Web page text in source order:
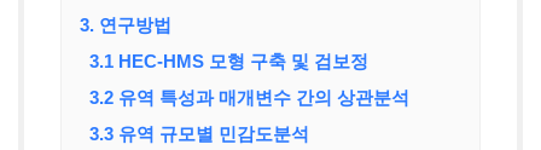
3. 연구방법
3.1 HEC-HMS 모형 구축 및 검보정
3.2 유역 특성과 매개변수 간의 상관분석
3.3 유역 규모별 민감도분석